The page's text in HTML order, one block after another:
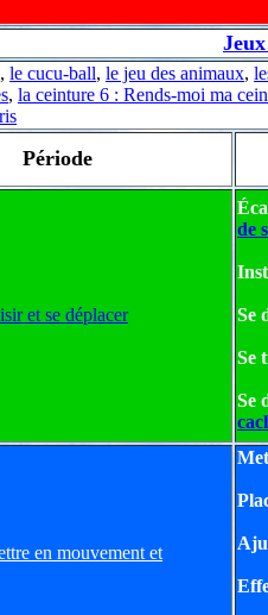
Jeux
, le cucu-ball, le jeu des animaux,
, la ceinture 6 : Rends-moi ma
Période
et se déplacer
de
Se
Se
Se
en mouvement et